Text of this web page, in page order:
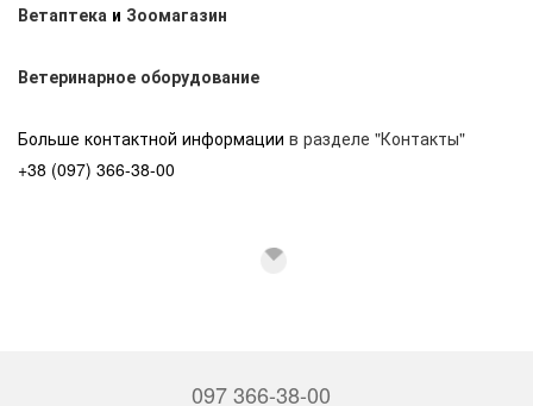
Ветаптека и Зоомагазин
Ветеринарное оборудование
Больше контактной информации в разделе "Контакты"
+38 (097) 366-38-00
097 366-38-00